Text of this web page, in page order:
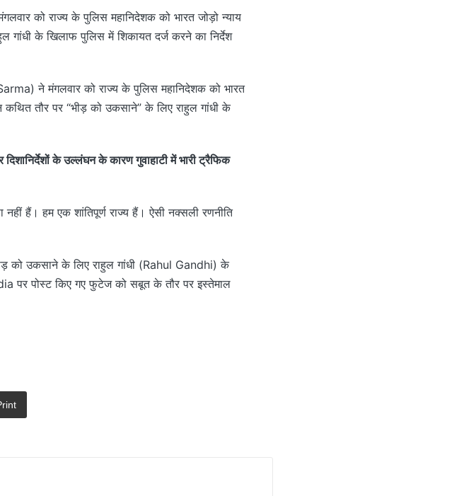
को राज्य के पुलिस महानिदेशक को भारत जोड़ो न्याय
गांधी के खिलाफ पुलिस में शिकायत दर्ज करने का निर्देश
ने मंगलवार को राज्य के पुलिस महानिदेशक को भारत
तौर पर “भीड़ को उकसाने” के लिए राहुल गांधी के
के उल्लंघन के कारण गुवाहाटी में भारी ट्रैफिक
हैं। हम एक शांतिपूर्ण राज्य हैं। ऐसी नक्सली रणनीति
को उकसाने के लिए राहुल गांधी (Rahul Gandhi) के
पर पोस्ट किए गए फुटेज को सबूत के तौर पर इस्तेमाल